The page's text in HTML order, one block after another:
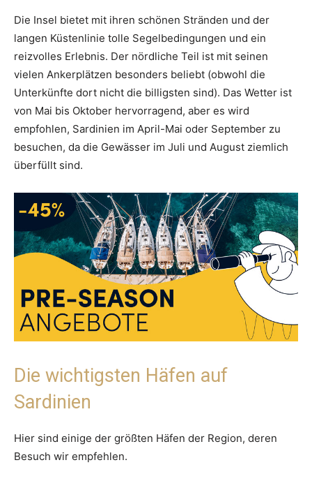
Die Insel bietet mit ihren schönen Stränden und der
langen Küstenlinie tolle Segelbedingungen und ein
reizvolles Erlebnis. Der nördliche Teil ist mit seinen
vielen Ankerplätzen besonders beliebt (obwohl die
Unterkünfte dort nicht die billigsten sind). Das Wetter ist
von Mai bis Oktober hervorragend, aber es wird
empfohlen, Sardinien im April-Mai oder September zu
besuchen, da die Gewässer im Juli und August ziemlich
überfüllt sind.
Die wichtigsten Häfen auf
Sardinien
Hier sind einige der größten Häfen der Region, deren
Besuch wir empfehlen.